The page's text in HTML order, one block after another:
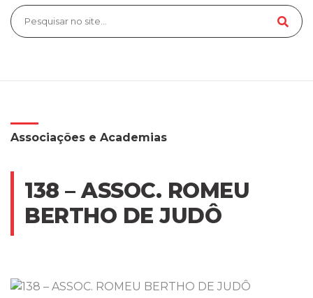
Associações e Academias
138 – ASSOC. ROMEU
BERTHO DE JUDÔ